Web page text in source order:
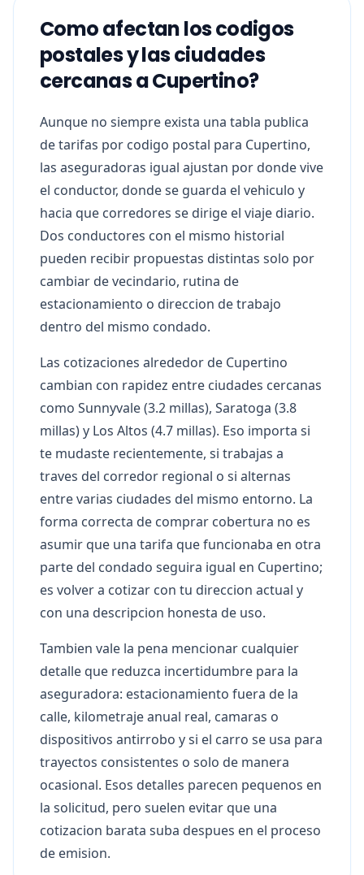
Como afectan los codigos
postales y las ciudades
cercanas a Cupertino?
Aunque no siempre exista una tabla publica
de tarifas por codigo postal para Cupertino,
las aseguradoras igual ajustan por donde vive
el conductor, donde se guarda el vehiculo y
hacia que corredores se dirige el viaje diario.
Dos conductores con el mismo historial
pueden recibir propuestas distintas solo por
cambiar de vecindario, rutina de
estacionamiento o direccion de trabajo
dentro del mismo condado.
Las cotizaciones alrededor de Cupertino
cambian con rapidez entre ciudades cercanas
como Sunnyvale (3.2 millas), Saratoga (3.8
millas) y Los Altos (4.7 millas). Eso importa si
te mudaste recientemente, si trabajas a
traves del corredor regional o si alternas
entre varias ciudades del mismo entorno. La
forma correcta de comprar cobertura no es
asumir que una tarifa que funcionaba en otra
parte del condado seguira igual en Cupertino;
es volver a cotizar con tu direccion actual y
con una descripcion honesta de uso.
Tambien vale la pena mencionar cualquier
detalle que reduzca incertidumbre para la
aseguradora: estacionamiento fuera de la
calle, kilometraje anual real, camaras o
dispositivos antirrobo y si el carro se usa para
trayectos consistentes o solo de manera
ocasional. Esos detalles parecen pequenos en
la solicitud, pero suelen evitar que una
cotizacion barata suba despues en el proceso
de emision.